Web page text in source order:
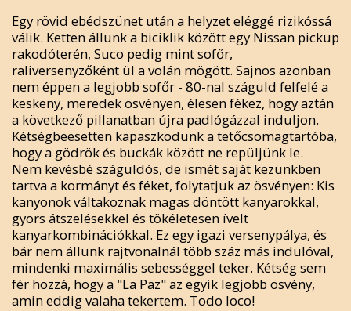
Egy rövid ebédszünet után a helyzet eléggé rizikóssá
válik. Ketten állunk a biciklik között egy Nissan pickup
rakodóterén, Suco pedig mint sofőr,
raliversenyzőként ül a volán mögött. Sajnos azonban
nem éppen a legjobb sofőr - 80-nal száguld felfelé a
keskeny, meredek ösvényen, élesen fékez, hogy aztán
a következő pillanatban újra padlógázzal induljon.
Kétségbeesetten kapaszkodunk a tetőcsomagtartóba,
hogy a gödrök és buckák között ne repüljünk le.
Nem kevésbé száguldós, de ismét saját kezünkben
tartva a kormányt és féket, folytatjuk az ösvényen: Kis
kanyonok váltakoznak magas döntött kanyarokkal,
gyors átszelésekkel és tökéletesen ívelt
kanyarkombinációkkal. Ez egy igazi versenypálya, és
bár nem állunk rajtvonalnál több száz más indulóval,
mindenki maximális sebességgel teker. Kétség sem
fér hozzá, hogy a "La Paz" az egyik legjobb ösvény,
amin eddig valaha tekertem. Todo loco!